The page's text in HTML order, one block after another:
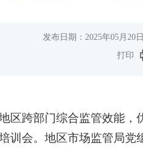
发布日期：2025年05月
打印
区跨部门综合监管效能
训会。地区市场监管局